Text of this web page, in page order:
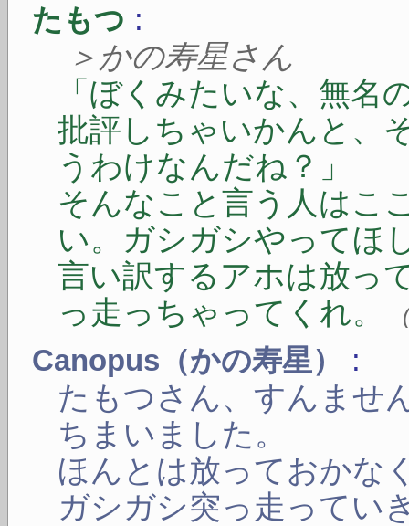
たもつ :
＞かの寿星さん
「ぼくみたいな、無名
批評しちゃいかんと、
うわけなんだね？」
そんなこと言う人はこ
い。ガシガシやってほ
言い訳するアホは放っ
っ走っちゃってくれ。
Canopus（かの寿星）
:
たもつさん、すんませ
ちまいました。
ほんとは放っておかな
ガシガシ突っ走ってい